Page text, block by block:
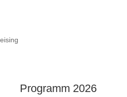
Programm 2026